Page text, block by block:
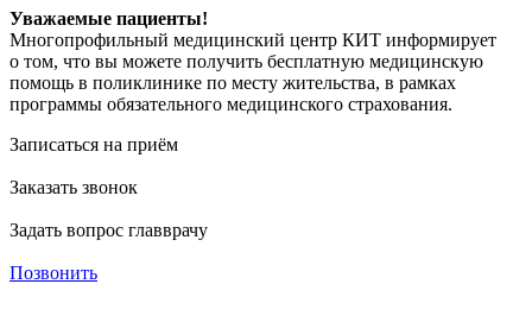
Уважаемые пациенты!
Многопрофильный медицинский центр КИТ информирует
о том, что вы можете получить бесплатную медицинскую
помощь в поликлинике по месту жительства, в рамках
программы обязательного медицинского страхования.
Записаться на приём
Заказать звонок
Задать вопрос главврачу
Позвонить